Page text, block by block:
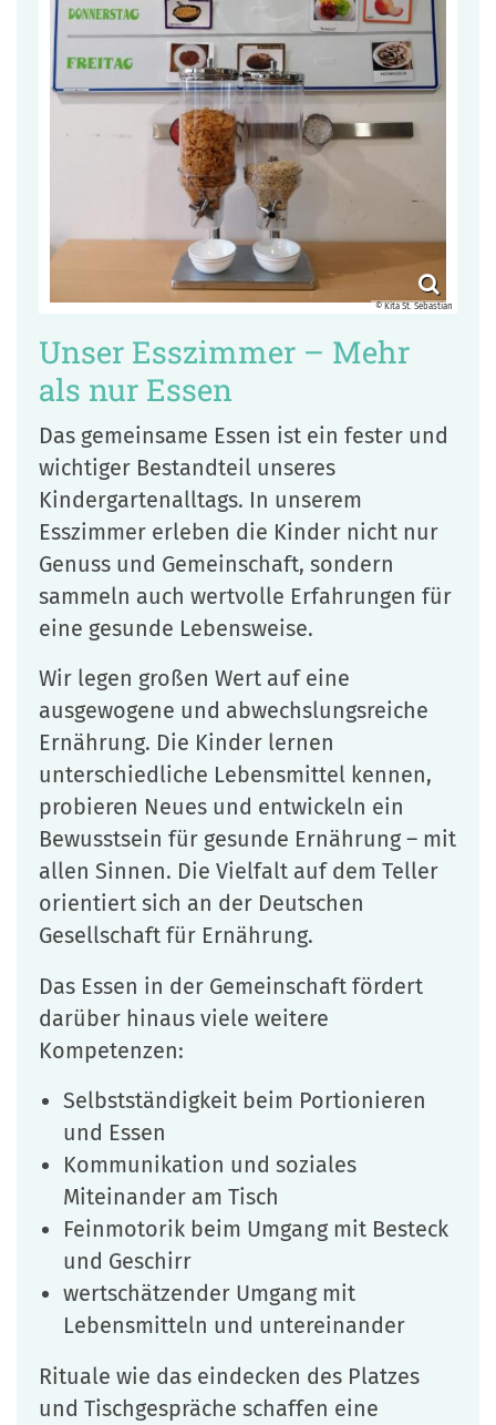
© Kita St. Sebastian
Unser Esszimmer – Mehr
als nur Essen
Das gemeinsame Essen ist ein fester und
wichtiger Bestandteil unseres
Kindergartenalltags. In unserem
Esszimmer erleben die Kinder nicht nur
Genuss und Gemeinschaft, sondern
sammeln auch wertvolle Erfahrungen für
eine gesunde Lebensweise.
Wir legen großen Wert auf eine
ausgewogene und abwechslungsreiche
Ernährung. Die Kinder lernen
unterschiedliche Lebensmittel kennen,
probieren Neues und entwickeln ein
Bewusstsein für gesunde Ernährung – mit
allen Sinnen. Die Vielfalt auf dem Teller
orientiert sich an der Deutschen
Gesellschaft für Ernährung.
Das Essen in der Gemeinschaft fördert
darüber hinaus viele weitere
Kompetenzen:
Selbstständigkeit beim Portionieren
und Essen
Kommunikation und soziales
Miteinander am Tisch
Feinmotorik beim Umgang mit Besteck
und Geschirr
wertschätzender Umgang mit
Lebensmitteln und untereinander
Rituale wie das eindecken des Platzes
und Tischgespräche schaffen eine